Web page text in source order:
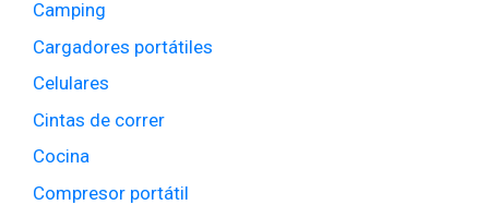
Camping
Cargadores portátiles
Celulares
Cintas de correr
Cocina
Compresor portátil